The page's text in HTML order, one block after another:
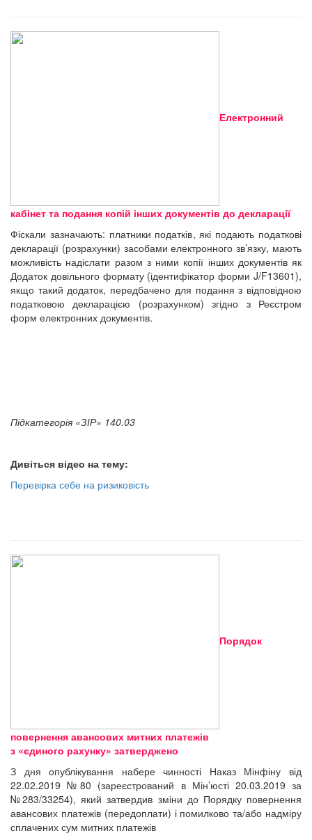
Електронний
кабінет та подання копій інших документів до декларації
Фіскали зазначають: платники податків, які подають податкові
декларації (розрахунки) засобами електронного зв’язку, мають
можливість надіслати разом з ними копії інших документів як
Додаток довільного формату (ідентифікатор форми J/F13601),
якщо такий додаток, передбачено для подання з відповідною
податковою декларацією (розрахунком) згідно з Реєстром
форм електронних документів.
Підкатегорія «ЗІР» 140.03
Дивіться відео на тему:
Перевірка себе на ризиковість
Порядок
повернення авансових митних платежів
з «єдиного рахунку» затверджено
З дня опублікування набере чинності Наказ Мінфіну від
22.02.2019 №80 (зареєстрований в Мін’юсті 20.03.2019 за
№283/33254), який затвердив зміни до Порядку повернення
авансових платежів (передоплати) і помилково та/або надміру
сплачених сум митних платежів